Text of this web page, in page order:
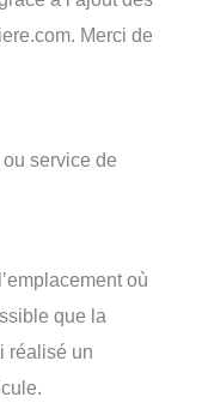
Merci de
service de
où
que la
réalisé un